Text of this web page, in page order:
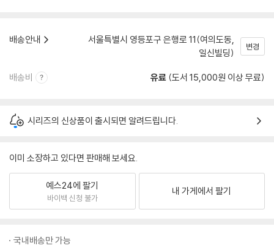
배송안내
서울특별시 영등포구 은행로 11(여의도동,
일신빌딩)
변경
배송비 유료 (도서 15,000원 이상 무료)
시리즈의 신상품이 출시되면 알려드립니다.
이미 소장하고 있다면 판매해 보세요.
예스24에 팔기
바이백 신청 불가
내 가게에서 팔기
국내배송만 가능